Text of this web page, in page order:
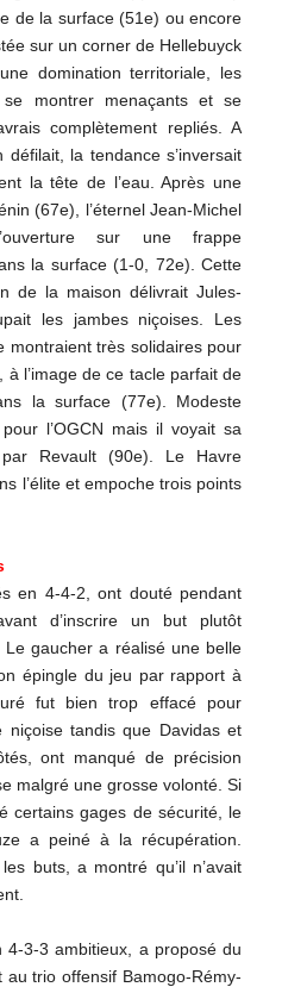
de la surface (51e) ou encore
sur un corner de Hellebuyck
domination territoriale, les
montrer menaçants et se
complètement repliés. A
la tendance s’inversait
la tête de l’eau. Après une
(67e), l’éternel Jean-Michel
sur une frappe
la surface (1-0, 72e). Cette
de la maison délivrait Jules-
les jambes niçoises. Les
montraient très solidaires pour
à l’image de ce tacle parfait de
la surface (77e). Modeste
l’OGCN mais il voyait sa
Revault (90e). Le Havre
l’élite et empoche trois points
en 4-4-2, ont douté pendant
d’inscrire un but plutôt
gaucher a réalisé une belle
épingle du jeu par rapport à
fut bien trop effacé pour
niçoise tandis que Davidas et
ont manqué de précision
malgré une grosse volonté. Si
certains gages de sécurité, le
a peiné à la récupération.
buts, a montré qu’il n’avait
4-3-3 ambitieux, a proposé du
au trio offensif Bamogo-Rémy-